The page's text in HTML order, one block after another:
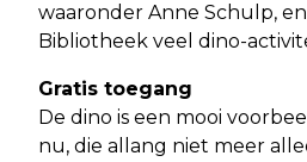
waaronder Anne Schulp,
Bibliotheek veel dino-
Gratis toegang
De dino is een mooi
nu, die allang niet meer